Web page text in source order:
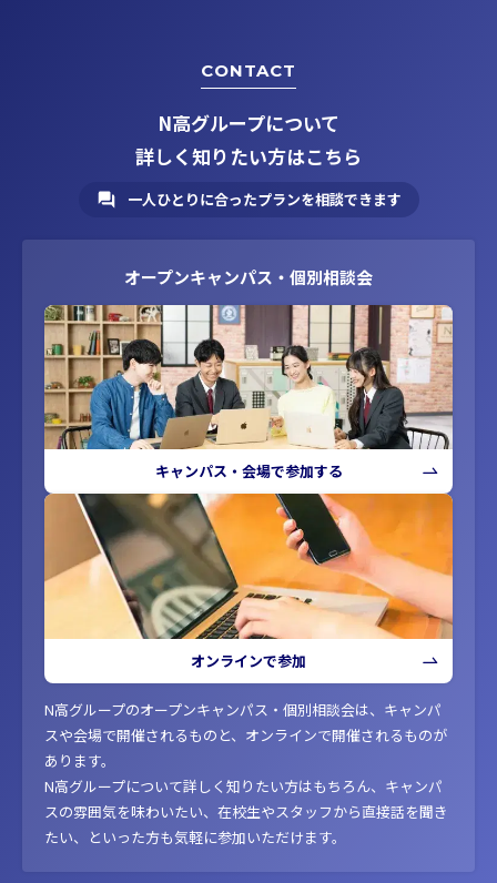
CONTACT
N高グループについて
詳しく知りたい方はこちら
一人ひとりに合ったプランを相談できます
オープンキャンパス・個別相談会
キャンパス・会場で参加する
オンラインで参加
N高グループのオープンキャンパス・個別相談会は、キャンパ
スや会場で開催されるものと、オンラインで開催されるものが
あります。
N高グループについて詳しく知りたい方はもちろん、キャンパ
スの雰囲気を味わいたい、在校生やスタッフから直接話を聞き
たい、といった方も気軽に参加いただけます。